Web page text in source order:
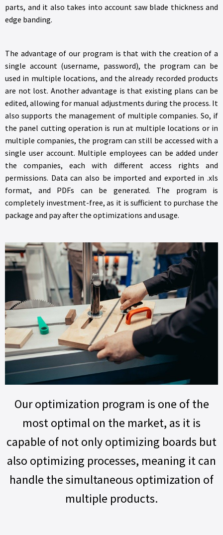
parts, and it also takes into account saw blade thickness and
edge banding.
The advantage of our program is that with the creation of a
single account (username, password), the program can be
used in multiple locations, and the already recorded products
are not lost. Another advantage is that existing plans can be
edited, allowing for manual adjustments during the process. It
also supports the management of multiple companies. So, if
the panel cutting operation is run at multiple locations or in
multiple companies, the program can still be accessed with a
single user account. Multiple employees can be added under
the companies, each with different access rights and
permissions. Data can also be imported and exported in .xls
format, and PDFs can be generated. The program is
completely investment-free, as it is sufficient to purchase the
package and pay after the optimizations and usage.
Our optimization program is one of the
most optimal on the market, as it is
capable of not only optimizing boards but
also optimizing processes, meaning it can
handle the simultaneous optimization of
multiple products.